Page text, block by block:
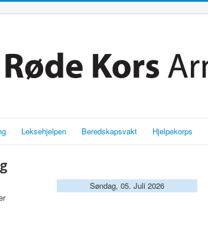
Leksehjelpen Beredskapsvakt Hjelpekorps
Søndag, 05. Juli 2026